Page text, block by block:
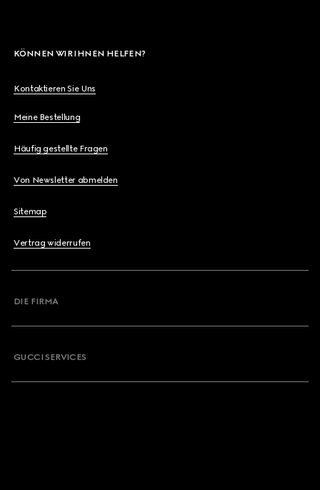
KÖNNEN WIR IHNEN HELFEN?
Kontaktieren Sie Uns
Meine Bestellung
Häufig gestellte Fragen
Von Newsletter abmelden
Sitemap
Vertrag widerrufen
DIE FIRMA
GUCCI SERVICES